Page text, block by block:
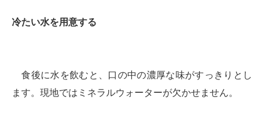
冷たい水を用意する
食後に水を飲むと、口の中の濃厚な味がすっきりとし
ます。現地ではミネラルウォーターが欠かせません。